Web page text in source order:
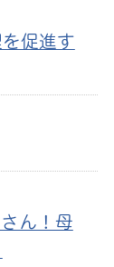
促進す
ん！母